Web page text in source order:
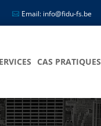
Email: info@fidu-fs.be
CAS PRATIQUES